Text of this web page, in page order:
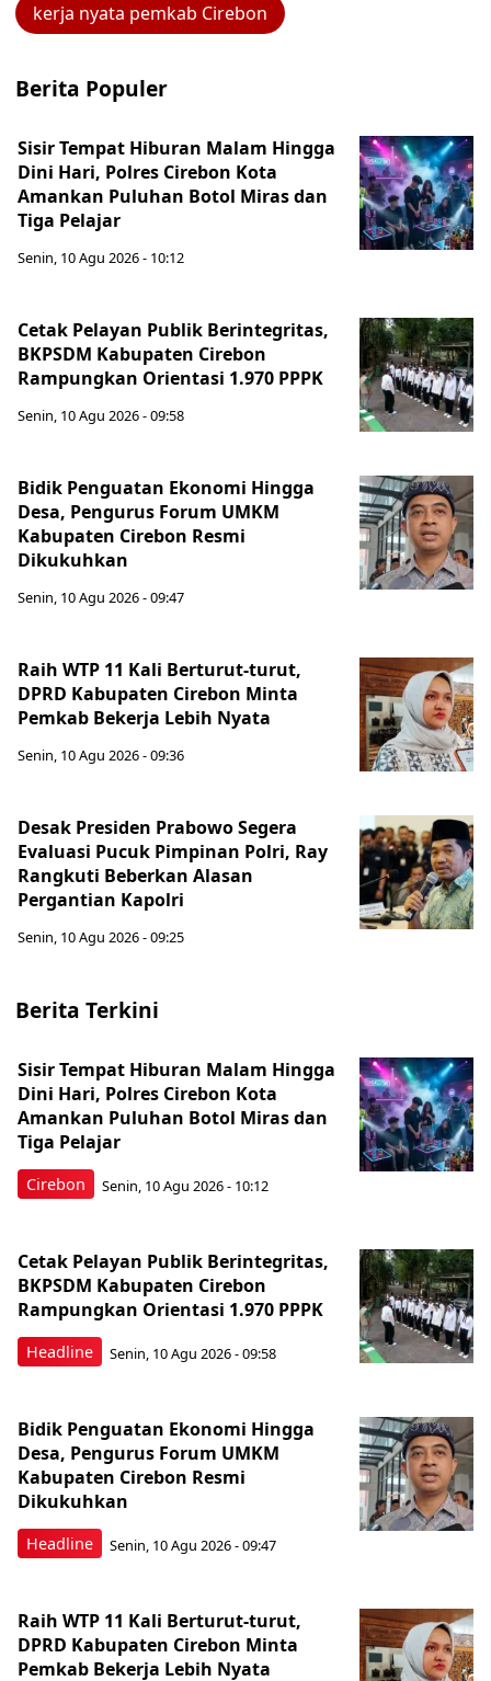
kerja nyata pemkab Cirebon
Berita Populer
Sisir Tempat Hiburan Malam Hingga
Dini Hari, Polres Cirebon Kota
Amankan Puluhan Botol Miras dan
Tiga Pelajar
Senin, 10 Agu 2026 - 10:12
Cetak Pelayan Publik Berintegritas,
BKPSDM Kabupaten Cirebon
Rampungkan Orientasi 1.970 PPPK
Senin, 10 Agu 2026 - 09:58
Bidik Penguatan Ekonomi Hingga
Desa, Pengurus Forum UMKM
Kabupaten Cirebon Resmi
Dikukuhkan
Senin, 10 Agu 2026 - 09:47
Raih WTP 11 Kali Berturut-turut,
DPRD Kabupaten Cirebon Minta
Pemkab Bekerja Lebih Nyata
Senin, 10 Agu 2026 - 09:36
Desak Presiden Prabowo Segera
Evaluasi Pucuk Pimpinan Polri, Ray
Rangkuti Beberkan Alasan
Pergantian Kapolri
Senin, 10 Agu 2026 - 09:25
Berita Terkini
Cirebon
Sisir Tempat Hiburan Malam Hingga
Dini Hari, Polres Cirebon Kota
Amankan Puluhan Botol Miras dan
Tiga Pelajar
Senin, 10 Agu 2026 - 10:12
Headline
Cetak Pelayan Publik Berintegritas,
BKPSDM Kabupaten Cirebon
Rampungkan Orientasi 1.970 PPPK
Senin, 10 Agu 2026 - 09:58
Headline
Bidik Penguatan Ekonomi Hingga
Desa, Pengurus Forum UMKM
Kabupaten Cirebon Resmi
Dikukuhkan
Senin, 10 Agu 2026 - 09:47
Raih WTP 11 Kali Berturut-turut,
DPRD Kabupaten Cirebon Minta
Pemkab Bekerja Lebih Nyata